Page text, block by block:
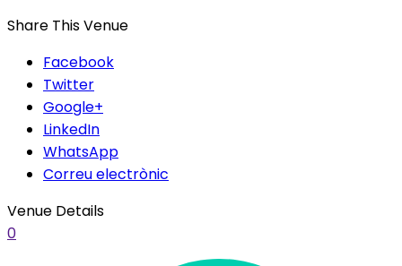
Share This Venue
Facebook
Twitter
Google+
LinkedIn
WhatsApp
Correu electrònic
Venue Details
0